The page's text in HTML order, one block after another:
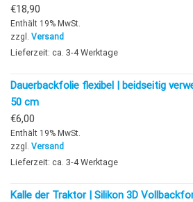
€18,90
Enthält 19% MwSt.
zzgl. Versand
Lieferzeit: ca. 3-4 Werktage
Dauerbackfolie flexibel | beidseitig
50 cm
€6,00
Enthält 19% MwSt.
zzgl. Versand
Lieferzeit: ca. 3-4 Werktage
Kalle der Traktor | Silikon 3D